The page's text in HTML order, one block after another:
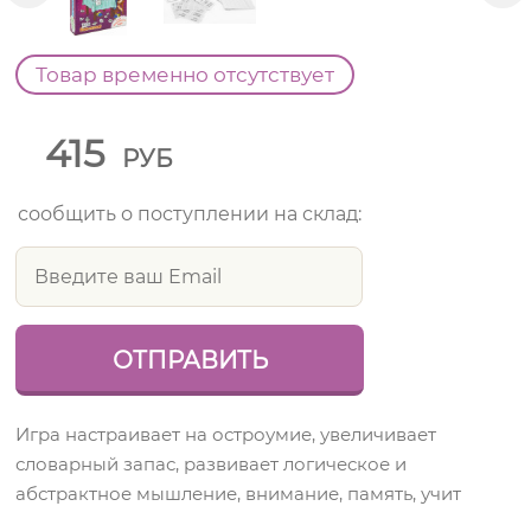
Товар временно отсутствует
415 РУБ
сообщить о поступлении на склад:
Игра настраивает на остроумие, увеличивает
словарный запас, развивает логическое и
абстрактное мышление, внимание, память, учит